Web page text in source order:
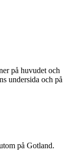
på huvudet och
undersida och på
på Gotland.